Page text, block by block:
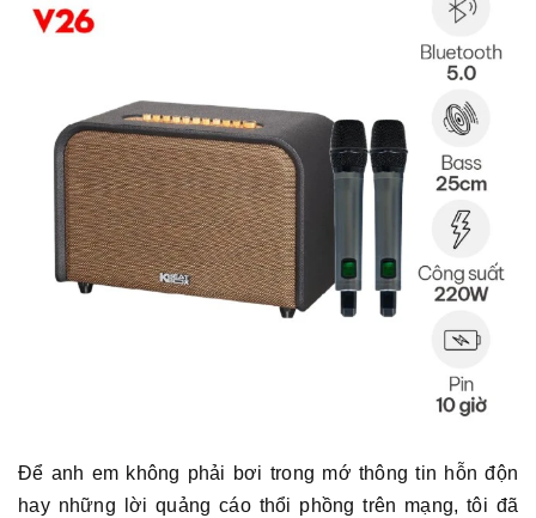
Để anh em không phải bơi trong mớ thông tin hỗn độn
hay những lời quảng cáo thổi phồng trên mạng, tôi đã